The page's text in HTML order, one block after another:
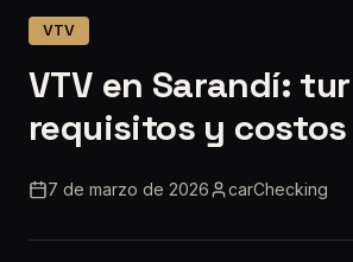
VTV
VTV en Sarandí:
requisitos y costos
7 de marzo de 2026 carChecking